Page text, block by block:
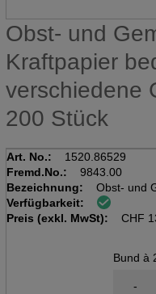
Obst- und
Kraftpapier
verschiedene
200 Stück
Art. No.:
1520.86529
Fremd.No.:
9843.00
Bezeichnung:
Obst- und
Bündel à
140+70 x
Verfügbarkeit:
Preis (exkl. MwSt):
CHF
Bund à
-